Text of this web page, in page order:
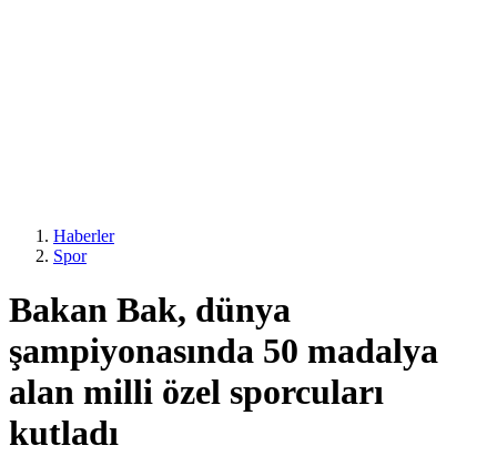
Haberler
Spor
Bakan Bak, dünya
şampiyonasında 50 madalya
alan milli özel sporcuları
kutladı